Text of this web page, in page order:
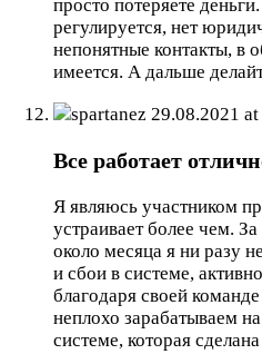
просто потеряете
регулируется, нет
непонятные контакты, в
имеется. А дальше
spartanez 29.08.2021
Все работает
Я являюсь участником
устраивает более чем.
около месяца я ни разу
и сбои в системе,
благодаря своей
неплохо зарабатываем
системе, которая